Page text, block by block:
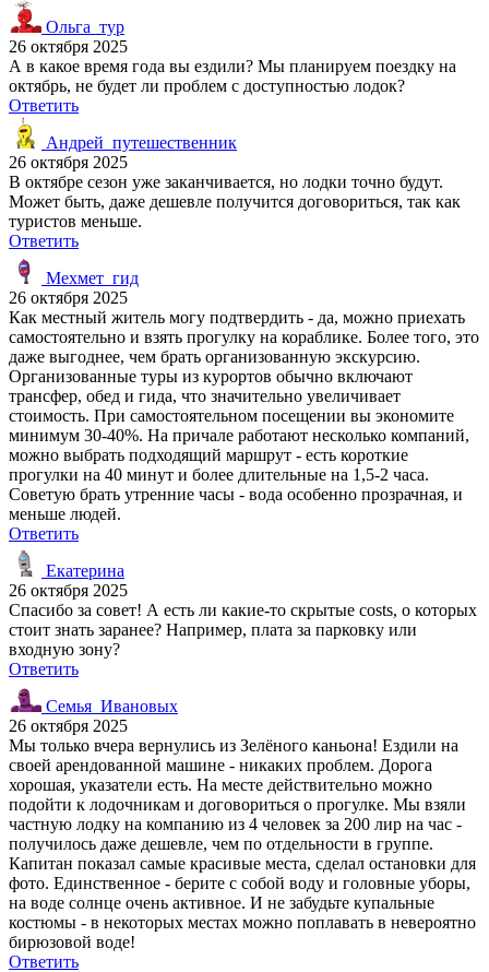
Ольга_тур
26 октября 2025
А в какое время года вы ездили? Мы планируем поездку на
октябрь, не будет ли проблем с доступностью лодок?
Ответить
Андрей_путешественник
26 октября 2025
В октябре сезон уже заканчивается, но лодки точно будут.
Может быть, даже дешевле получится договориться, так как
туристов меньше.
Ответить
Мехмет_гид
26 октября 2025
Как местный житель могу подтвердить - да, можно приехать
самостоятельно и взять прогулку на кораблике. Более того, это
даже выгоднее, чем брать организованную экскурсию.
Организованные туры из курортов обычно включают
трансфер, обед и гида, что значительно увеличивает
стоимость. При самостоятельном посещении вы экономите
минимум 30-40%. На причале работают несколько компаний,
можно выбрать подходящий маршрут - есть короткие
прогулки на 40 минут и более длительные на 1,5-2 часа.
Советую брать утренние часы - вода особенно прозрачная, и
меньше людей.
Ответить
Екатерина
26 октября 2025
Спасибо за совет! А есть ли какие-то скрытые costs, о которых
стоит знать заранее? Например, плата за парковку или
входную зону?
Ответить
Семья_Ивановых
26 октября 2025
Мы только вчера вернулись из Зелёного каньона! Ездили на
своей арендованной машине - никаких проблем. Дорога
хорошая, указатели есть. На месте действительно можно
подойти к лодочникам и договориться о прогулке. Мы взяли
частную лодку на компанию из 4 человек за 200 лир на час -
получилось даже дешевле, чем по отдельности в группе.
Капитан показал самые красивые места, сделал остановки для
фото. Единственное - берите с собой воду и головные уборы,
на воде солнце очень активное. И не забудьте купальные
костюмы - в некоторых местах можно поплавать в невероятно
бирюзовой воде!
Ответить